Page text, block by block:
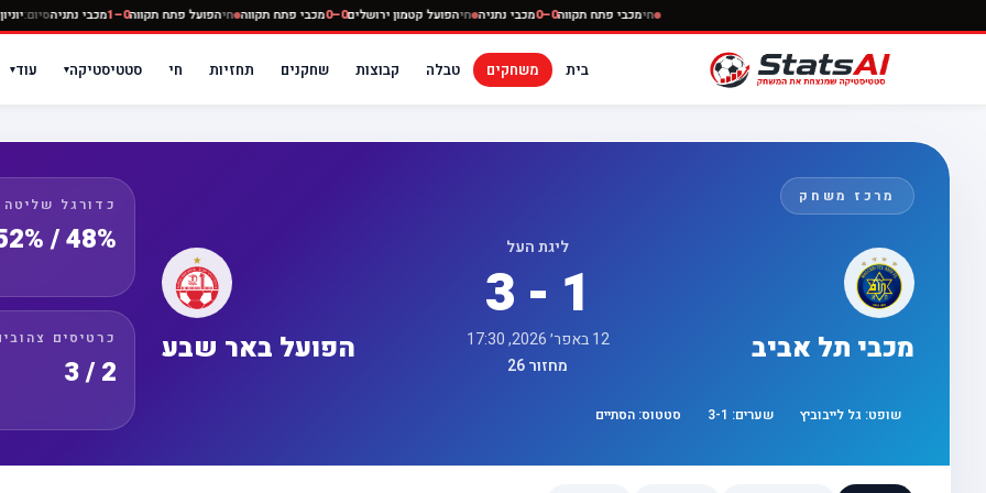
חימכבי פתח תקווה0–0 מכבי נתניה חיהפועל קטמון ירושלים0–0 מכבי פתח תקווה חיהפועל פתח תקווה0–1 מכבי נתניה
בית משחקים טבלה קבוצות שחקנים תחזיות חי סטטיסטיקה▾ עוד▾
מרכז משחק
מכבי תל אביב
ליגת העל
3 - 1
12 באפר׳ 2026, 17:30
מחזור 26
הפועל באר שבע
שופט: גל לייבוביץ שערים: 3-1 סטטוס: הסתיים
כדורגל שליטה
48% / 52%
כרטיסים
2 / 3